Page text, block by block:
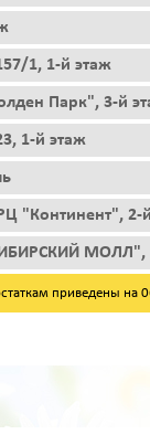
1, 1-й этаж
Парк", 3-й
1-й этаж
"Континент", 2-
МОЛЛ",
приведены на